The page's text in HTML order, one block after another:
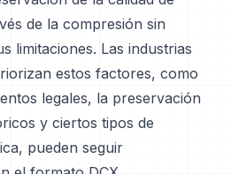
de la compresión sin
limitaciones. Las industrias
estos factores, como
legales, la preservación
y ciertos tipos de
pueden seguir